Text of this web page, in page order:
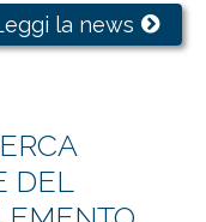
la news
DEL